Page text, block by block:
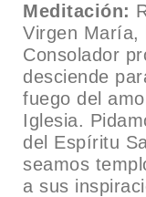
Meditación:
Virgen María,
Consolador
desciende
fuego del
Iglesia.
del Espíritu
seamos
a sus